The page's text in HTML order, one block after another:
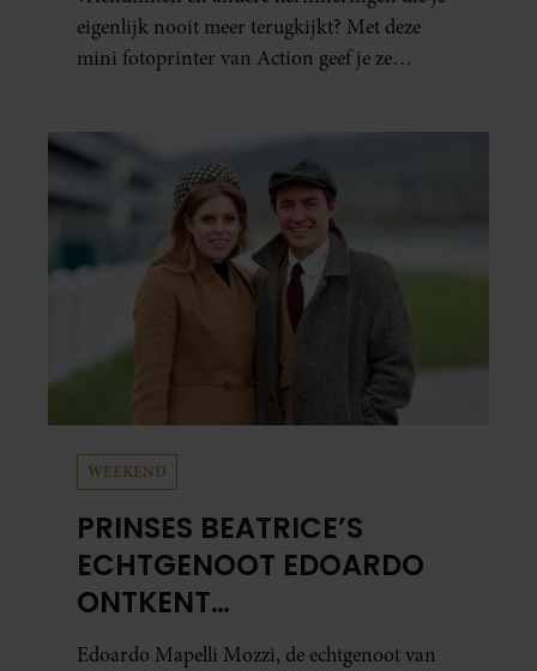
eigenlijk nooit meer terugkijkt? Met deze
mini fotoprinter van Action geef je ze
al in handen.
WEEKEND
PRINSES BEATRICE’S
ECHTGENOOT EDOARDO
ONTKENT
HUWELIJKSPROBLEMEN
Edoardo Mapelli Mozzi, de echtgenoot van